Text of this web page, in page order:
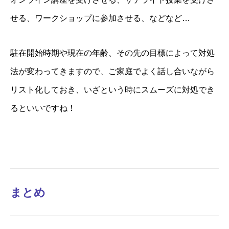
せる、ワークショップに参加させる、などなど…
駐在開始時期や現在の年齢、その先の目標によって対処
法が変わってきますので、ご家庭でよく話し合いながら
リスト化しておき、いざという時にスムーズに対処でき
るといいですね！
まとめ